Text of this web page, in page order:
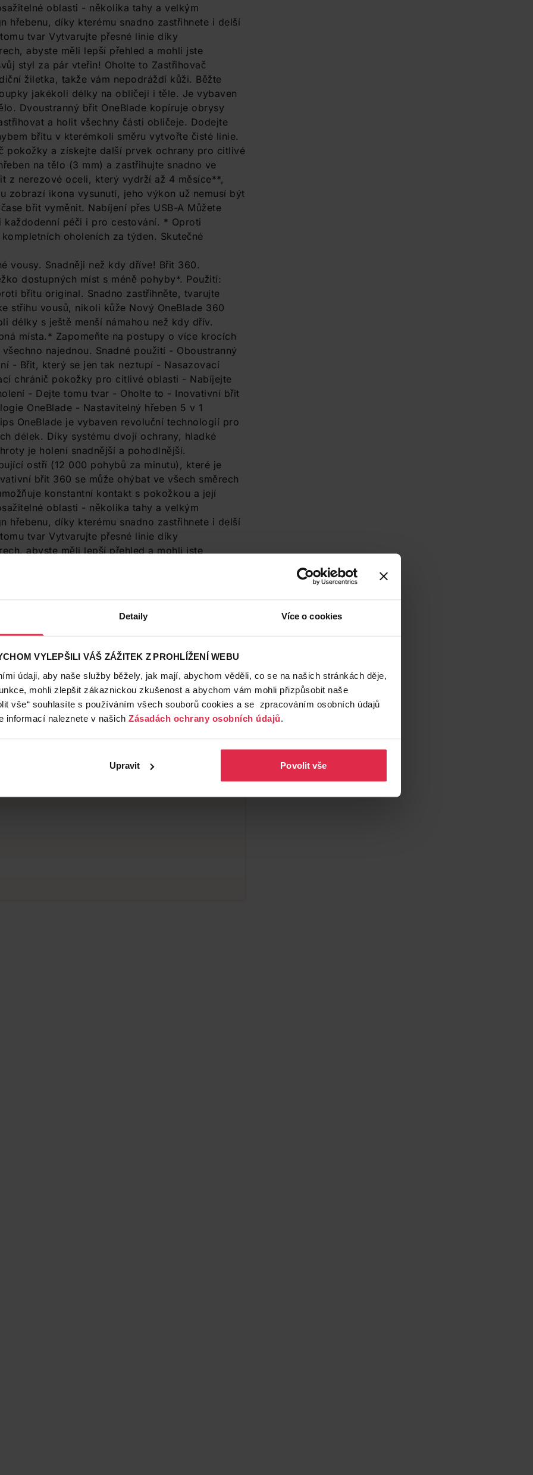
Detaily Více o cookies
VYLEPŠILI VÁŠ ZÁŽITEK Z PROHLÍŽENÍ WEBU
údaji, aby naše služby běžely, jak mají, abychom věděli, co se na našich stránkách děje,
mohli zlepšit zákaznickou zkušenost a abychom vám mohli přizpůsobit naše
vše“ souhlasíte s používáním všech souborů cookies a se zpracováním osobních údajů
informací naleznete v našich Zásadách ochrany osobních údajů.
Upravit Povolit vše
oblasti - několika tahy a velkým
hřebenu, díky kterému snadno zastřihnete i delší
tvar Vytvarujte přesné linie díky
abyste měli lepší přehled a mohli jste
styl za pár vteřin! Oholte to Zastřihovač
žiletka, takže vám nepodráždí kůži. Běžte
jakékoli délky na obličeji i těle. Je vybaven
Dvoustranný břit OneBlade kopíruje obrysy
a holit všechny části obličeje. Dodejte
břitu v kterémkoli směru vytvořte čisté linie.
pokožky a získejte další prvek ochrany pro citlivé
na tělo (3 mm) a zastřihujte snadno ve
z nerezové oceli, který vydrží až 4 měsíce**,
zobrazí ikona vysunutí, jeho výkon už nemusí být
břit vyměnit. Nabíjení přes USB-A Můžete
péči i pro cestování. * Oproti
oholeních za týden. Skutečné
vousy. Snadněji než kdy dříve! Břit 360.
dostupných míst s méně pohyby*. Použití:
břitu original. Snadno zastřihněte, tvarujte
střihu vousů, nikoli kůže Nový OneBlade 360
délky s ještě menší námahou než kdy dřív.
místa.* Zapomeňte na postupy o více krocích
najednou. Snadné použití - Oboustranný
- Břit, který se jen tak neztupí - Nasazovací
chránič pokožky pro citlivé oblasti - Nabíjejte
- Dejte tomu tvar - Oholte to - Inovativní břit
OneBlade - Nastavitelný hřeben 5 v 1
OneBlade je vybaven revoluční technologií pro
délek. Díky systému dvojí ochrany, hladké
je holení snadnější a pohodlnější.
ostří (12 000 pohybů za minutu), které je
břit 360 se může ohýbat ve všech směrech
konstantní kontakt s pokožkou a její
oblasti - několika tahy a velkým
hřebenu, díky kterému snadno zastřihnete i delší
tvar Vytvarujte přesné linie díky
abyste měli lepší přehled a mohli jste
styl za pár vteřin! Oholte to Zastřihovač
žiletka, takže vám nepodráždí kůži. Běžte
jakékoli délky na obličeji i těle. Je vybaven
Dvoustranný břit OneBlade kopíruje obrysy
a holit všechny části obličeje. Dodejte
břitu v kterémkoli směru vytvořte čisté linie.
pokožky a získejte další prvek ochrany pro citlivé
na tělo (3 mm) a zastřihujte snadno ve
z nerezové oceli, který vydrží až 4 měsíce**,
zobrazí ikona vysunutí, jeho výkon už nemusí být
břit vyměnit. Nabíjení přes USB-A Můžete
péči i pro cestování. * Oproti
oholeních za týden. Skutečné